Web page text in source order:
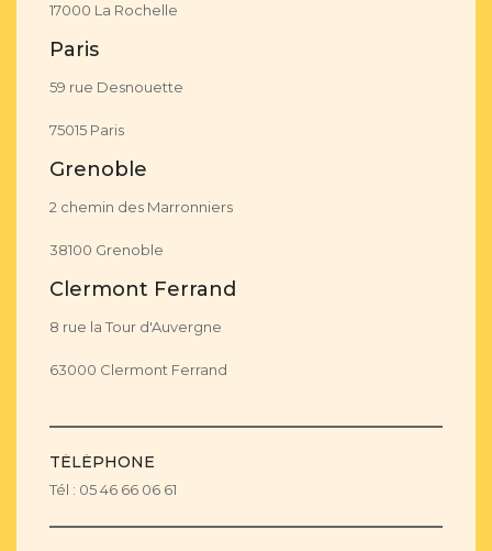
17000 La Rochelle
Paris
59 rue Desnouette
75015 Paris
Grenoble
2 chemin des Marronniers
38100 Grenoble
Clermont Ferrand
8 rue la Tour d'Auvergne
63000 Clermont Ferrand
TÉLÉPHONE
Tél : 05 46 66 06 61